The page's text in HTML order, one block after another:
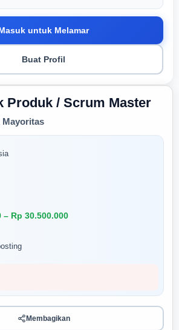
Produk / Scrum Master
Mayoritas
– Rp 30.500.000
Membagikan
untuk Melamar
Buat Profil